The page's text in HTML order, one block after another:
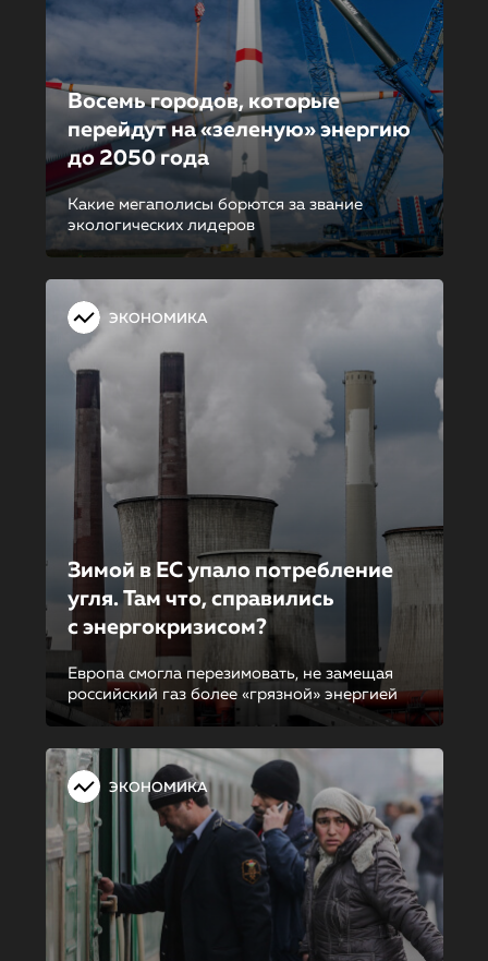
Восемь городов, которые
перейдут на «зеленую» энергию
до 2050 года
Какие мегаполисы борются за звание
экологических лидеров
ЭКОНОМИКА
Зимой в ЕС упало потребление
угля. Там что, справились
с энергокризи­сом?
Европа смогла перезимовать, не замещая
российский газ более «грязной» энергией
ЭКОНОМИКА